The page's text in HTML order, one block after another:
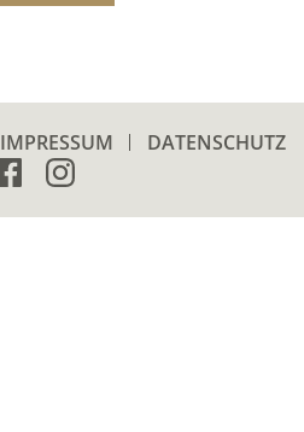
IMPRESSUM DATENSCHUTZ